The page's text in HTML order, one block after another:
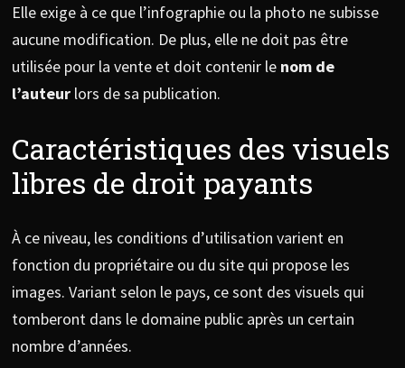
Elle exige à ce que l’infographie ou la photo ne subisse
aucune modification. De plus, elle ne doit pas être
utilisée pour la vente et doit contenir le nom de
l’auteurlors de sa publication.
Caractéristiques des visuels
libres de droit payants
À ce niveau, les conditions d’utilisation varient en
fonction du propriétaire ou du site qui propose les
images. Variant selon le pays, ce sont des visuels qui
tomberont dans le domaine public après un certain
nombre d’années.